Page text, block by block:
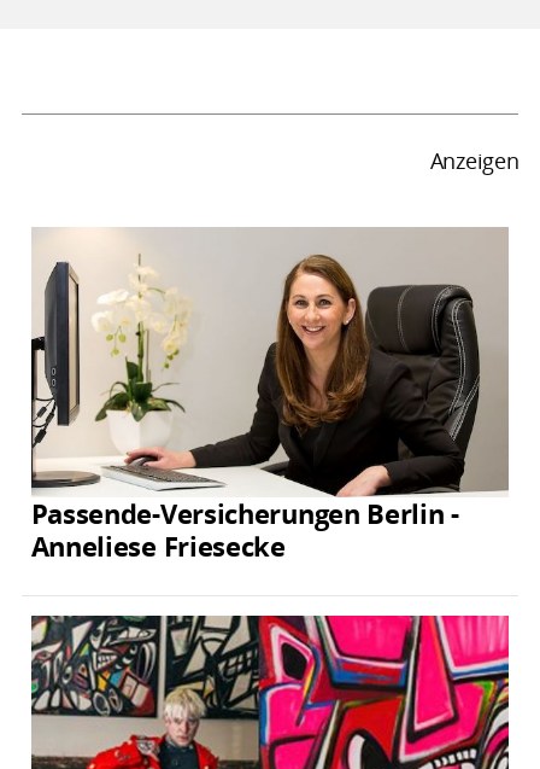
Anzeigen
Passende-Versicherungen Berlin -
Anneliese Friesecke